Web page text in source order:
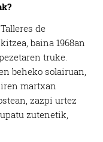
de
baina 1968an
truke.
beheko solairuan,
martxan
zazpi urtez
zutenetik,